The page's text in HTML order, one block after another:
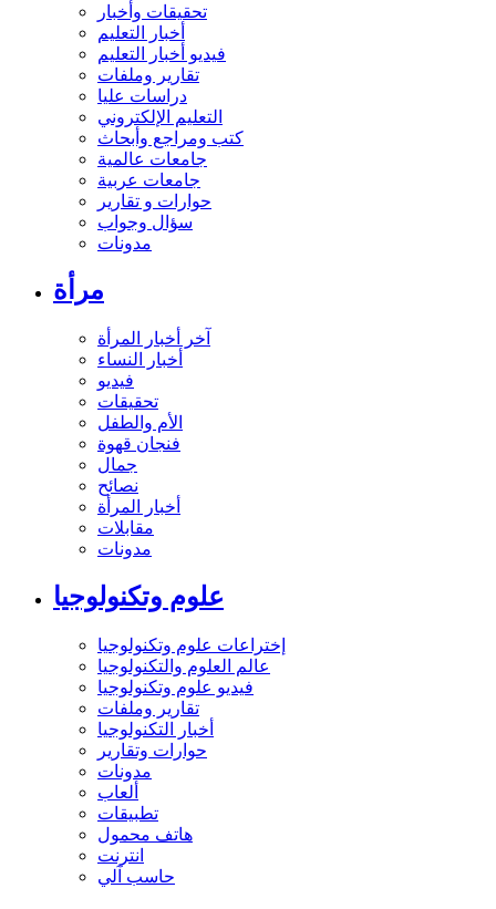
تحقيقات وأخبار
أخبار التعليم
فيديو أخبار التعليم
تقارير وملفات
دراسات عليا
التعليم الإلكتروني
كتب ومراجع وأبحاث
جامعات عالمية
جامعات عربية
حوارات و تقارير
سؤال وجواب
مدونات
مرأة
آخر أخبار المرأة
أخبار النساء
فيديو
تحقيقات
الأم والطفل
فنجان قهوة
جمال
نصائح
أخبار المرأة
مقابلات
مدونات
علوم وتكنولوجيا
إختراعات علوم وتكنولوجيا
عالم العلوم والتكنولوجيا
فيديو علوم وتكنولوجيا
تقارير وملفات
أخبار التكنولوجيا
حوارات وتقارير
مدونات
ألعاب
تطبيقات
هاتف محمول
انترنت
حاسب آلي